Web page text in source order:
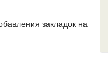
закладок на